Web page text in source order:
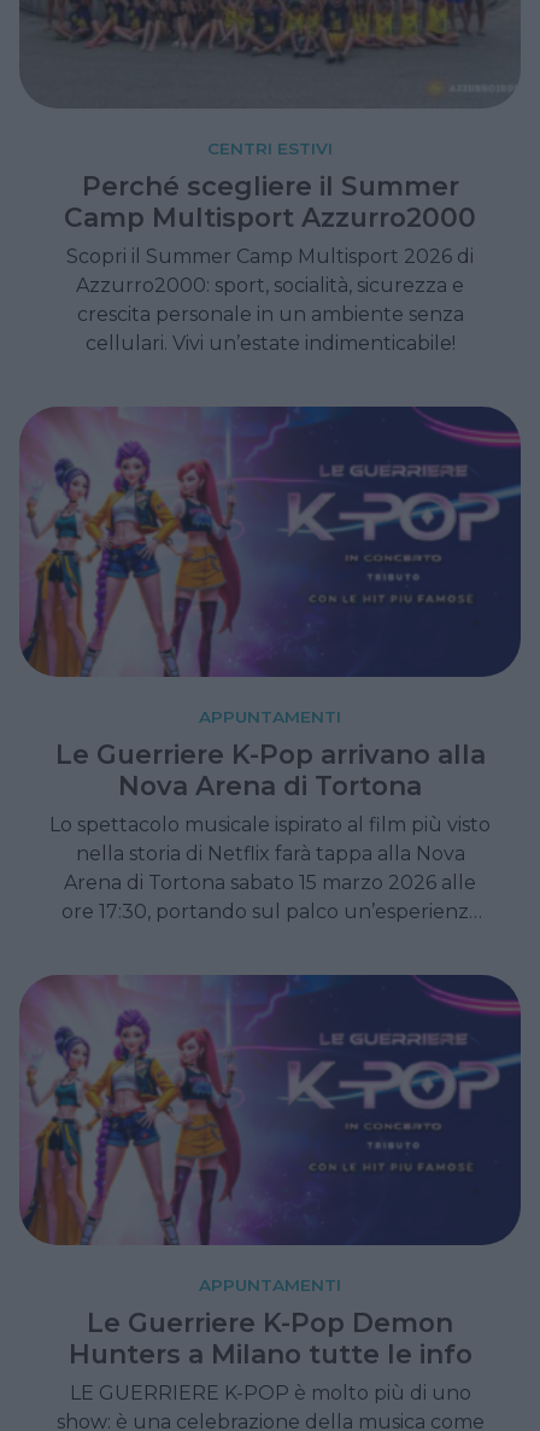
CENTRI ESTIVI
Perché scegliere il Summer
Camp Multisport Azzurro2000
Scopri il Summer Camp Multisport 2026 di
Azzurro2000: sport, socialità, sicurezza e
crescita personale in un ambiente senza
cellulari. Vivi un’estate indimenticabile!
APPUNTAMENTI
Le Guerriere K-Pop arrivano alla
Nova Arena di Tortona
Lo spettacolo musicale ispirato al film più visto
nella storia di Netflix farà tappa alla Nova
Arena di Tortona sabato 15 marzo 2026 alle
ore 17:30, portando sul palco un’esperienza
narrazione epica, adatta a spettatori di tutte
le età.
APPUNTAMENTI
Le Guerriere K-Pop Demon
Hunters a Milano tutte le info
LE GUERRIERE K-POP è molto più di uno
show: è una celebrazione della musica come